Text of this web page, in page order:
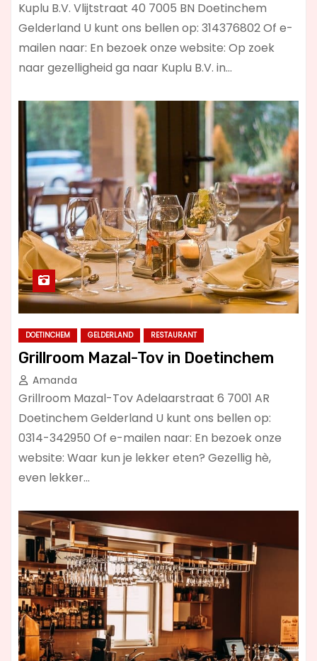
Kuplu B.V. Vlijtstraat 40 7005 BN Doetinchem
Gelderland U kunt ons bellen op: 314376802 Of e-
mailen naar: En bezoek onze website: Op zoek
naar gezelligheid ga naar Kuplu B.V. in…
DOETINCHEM GELDERLAND RESTAURANT
Grillroom Mazal-Tov in Doetinchem
Amanda
Grillroom Mazal-Tov Adelaarstraat 6 7001 AR
Doetinchem Gelderland U kunt ons bellen op:
0314-342950 Of e-mailen naar: En bezoek onze
website: Waar kun je lekker eten? Gezellig hè,
even lekker…